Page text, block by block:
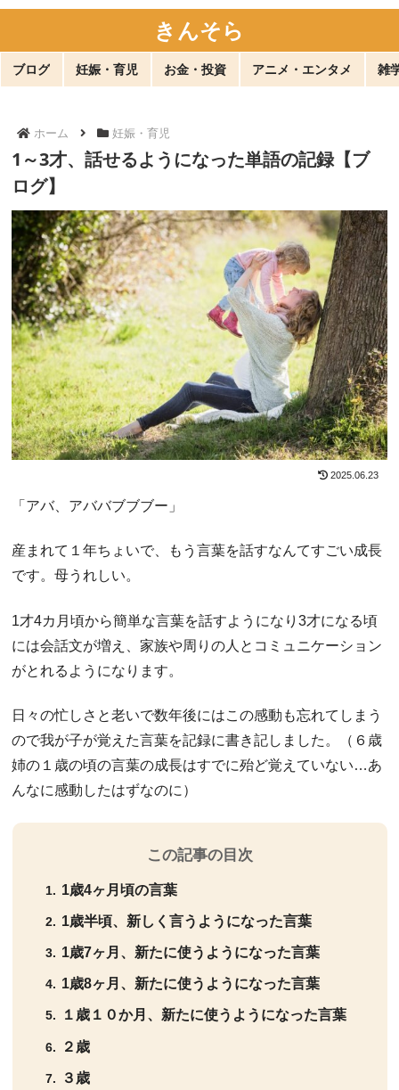
きんそら
ブログ 妊娠・育児 お金・投資 アニメ・エンタメ 雑
ホーム 妊娠・育児
1～3才、話せるようになった単語の記録【ブ
ログ】
2025.06.23
「アバ、アババブブブー」
産まれて１年ちょいで、もう言葉を話すなんてすごい成長
です。母うれしい。
1才4カ月頃から簡単な言葉を話すようになり3才になる頃
には会話文が増え、家族や周りの人とコミュニケーション
がとれるようになります。
日々の忙しさと老いで数年後にはこの感動も忘れてしまう
ので我が子が覚えた言葉を記録に書き記しました。（６歳
姉の１歳の頃の言葉の成長はすでに殆ど覚えていない…あ
んなに感動したはずなのに）
この記事の目次
1歳4ヶ月頃の言葉
1歳半頃、新しく言うようになった言葉
1歳7ヶ月、新たに使うようになった言葉
1歳8ヶ月、新たに使うようになった言葉
１歳１０か月、新たに使うようになった言葉
２歳
３歳